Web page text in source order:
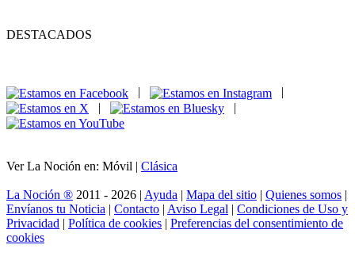
DESTACADOS
|
|
Ver La Noción en: Móvil | Clásica
La Noción ® 2011 - 2026 | Ayuda | Mapa del sitio | Quienes somos |
Envíanos tu Noticia | Contacto | Aviso Legal | Condiciones de Uso y
Privacidad | Política de cookies | Preferencias del consentimiento de
cookies